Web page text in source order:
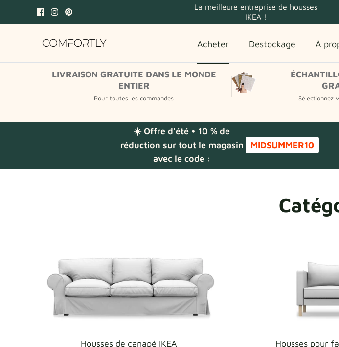
La meilleure entreprise de housses
IKEA !
Acheter Destockage À
LIVRAISON GRATUITE DANS LE MONDE
ENTIER
Pour toutes les commandes Sélectionnez
☀️ Offre d'été • 10 % de
réduction sur tout le magasin
avec le code :
MIDSUMMER10
Housses de canapé IKEA Housses pour